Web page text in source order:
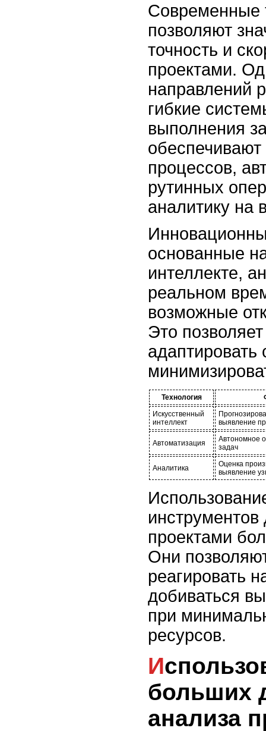
Современные
позволяют
точность и
проектами.
направлений
гибкие
выполнения
обеспечивают
процессов,
рутинных
аналитику на
основанные
интеллекте,
реальном
возможные
Это
адаптировать
Технология
Искусственный
интеллект
выявление
Автоматизация
Автономное
задач
Аналитика
Оценка
выявление
проектами
Они
реагировать
добиваться
при
ресурсов.
Использование
больших
анализа